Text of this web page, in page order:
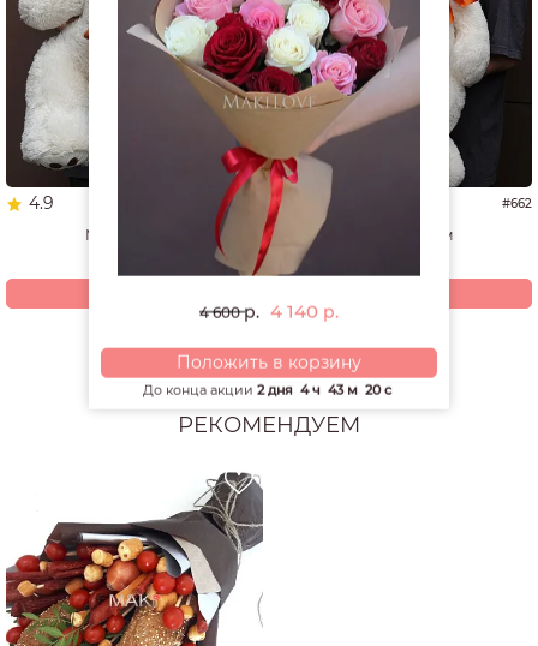
4.9 #1337
Мишка 60 см
#662
Мишка 70 см
Смотреть все открытки и игрушки
РЕКОМЕНДУЕМ
4 600р. 4 140 р.
Положить в корзину
До конца акции 2 дня 4 ч 43 м 20 с